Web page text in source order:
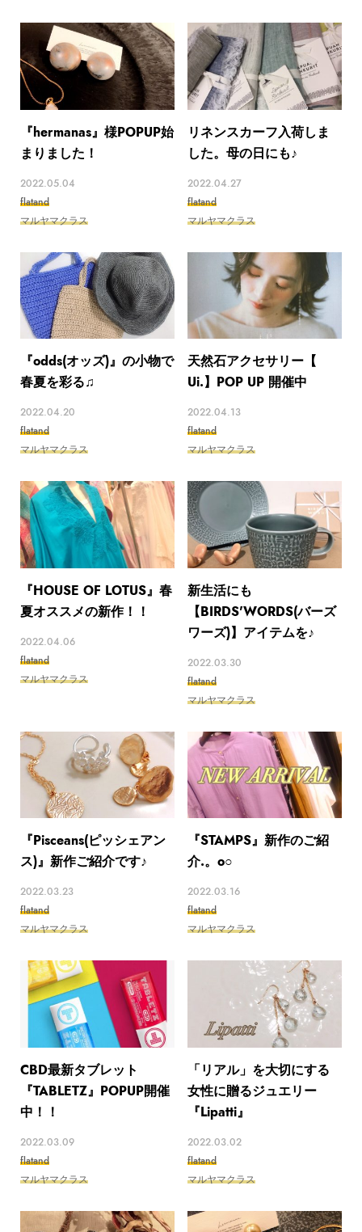
『hermanas』様POPUP始
まりました！
2022.05.04
flatand
マルヤマクラス
リネンスカーフ入荷しま
した。母の日にも♪
2022.04.27
flatand
マルヤマクラス
『odds(オッズ)』の小物で
春夏を彩る♫
2022.04.20
flatand
マルヤマクラス
天然石アクセサリー【
Ui.】POP UP 開催中
2022.04.13
flatand
マルヤマクラス
『HOUSE OF LOTUS』春
夏オススメの新作！！
2022.04.06
flatand
マルヤマクラス
新生活にも
【BIRDS'WORDS(バーズ
ワーズ)】アイテムを♪
2022.03.30
flatand
マルヤマクラス
『Pisceans(ピッシェアン
ス)』新作ご紹介です♪
2022.03.23
flatand
マルヤマクラス
『STAMPS』新作のご紹
介.。o○
2022.03.16
flatand
マルヤマクラス
CBD最新タブレット
『TABLETZ』POPUP開催
中！！
2022.03.09
flatand
マルヤマクラス
「リアル」を大切にする
女性に贈るジュエリー
『Lipatti』
2022.03.02
flatand
マルヤマクラス